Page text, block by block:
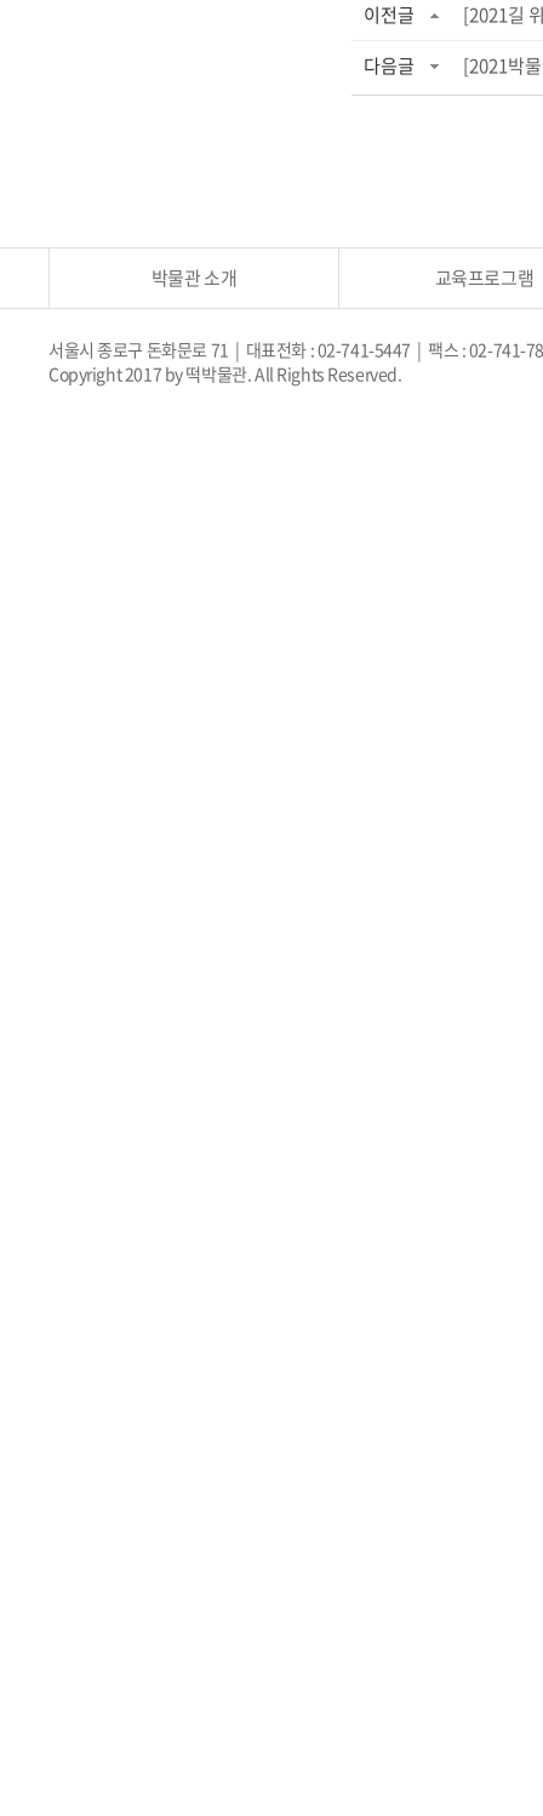
이전글
[2021길
다음글
[2021박
박물관 소개 교육프로그램
서울시 종로구 돈화문로 71 | 대표전화 : 02-741-5447 | 팩스 : 02-741-
Copyright 2017 by 떡박물관. All Rights Reserved.